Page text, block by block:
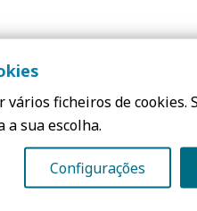
vários ficheiros de cookies.
a sua escolha.
Configurações